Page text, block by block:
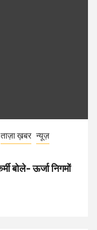
ताज़ा ख़बर न्यूज़
बोले- ऊर्जा निगमों